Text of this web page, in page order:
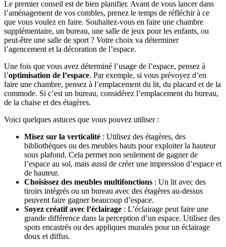
Le premier conseil est de bien planifier. Avant de vous lancer dans
l’aménagement de vos combles, prenez le temps de réfléchir à ce
que vous voulez en faire. Souhaitez-vous en faire une chambre
supplémentaire, un bureau, une salle de jeux pour les enfants, ou
peut-être une salle de sport ? Votre choix va déterminer
l’agencement et la décoration de l’espace.
Une fois que vous avez déterminé l’usage de l’espace, pensez à
l’optimisation de l’espace. Par exemple, si vous prévoyez d’en
faire une chambre, pensez à l’emplacement du lit, du placard et de la
commode. Si c’est un bureau, considérez l’emplacement du bureau,
de la chaise et des étagères.
Voici quelques astuces que vous pouvez utiliser :
Misez sur la verticalité : Utilisez des étagères, des
bibliothèques ou des meubles hauts pour exploiter la hauteur
sous plafond. Cela permet non seulement de gagner de
l’espace au sol, mais aussi de créer une impression d’espace et
de hauteur.
Choisissez des meubles multifonctions : Un lit avec des
tiroirs intégrés ou un bureau avec des étagères au-dessus
peuvent faire gagner beaucoup d’espace.
Soyez créatif avec l’éclairage : L’éclairage peut faire une
grande différence dans la perception d’un espace. Utilisez des
spots encastrés ou des appliques murales pour un éclairage
doux et diffus.